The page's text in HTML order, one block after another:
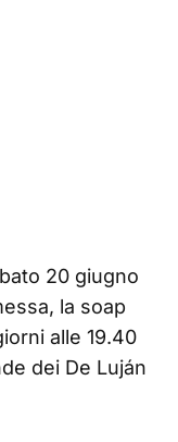
20 giugno
la soap
alle 19.40
dei De Luján